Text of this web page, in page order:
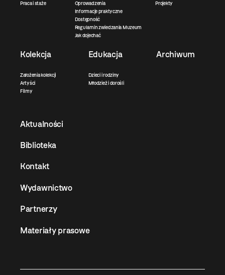
Praca i staże
Oprowadzenia
Informacje praktyczne
Dostępność
Regulamin zwiedzania Muzeum
Jak dojechać
Projekty
Kolekcja
Założenia kolekcji
Artyści
Filmy
Edukacja
Dzieci i rodziny
Młodzież i dorośli
Archiwum
Aktualności
Biblioteka
Kontakt
Wydawnictwo
Partnerzy
Materiały prasowe